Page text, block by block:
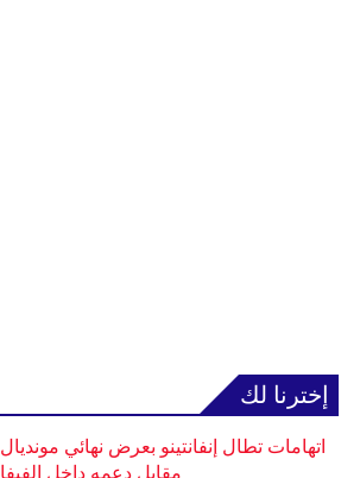
إخترنا لك
مقابل دعمه داخل الفيفا